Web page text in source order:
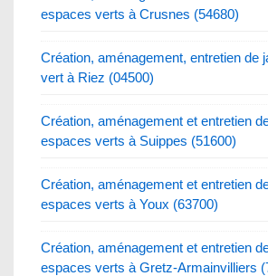
espaces verts à Crusnes (54680)
Création, aménagement, entretien de
vert à Riez (04500)
Création, aménagement et entretien
espaces verts à Suippes (51600)
Création, aménagement et entretien
espaces verts à Youx (63700)
Création, aménagement et entretien
espaces verts à Gretz-Armainvilliers